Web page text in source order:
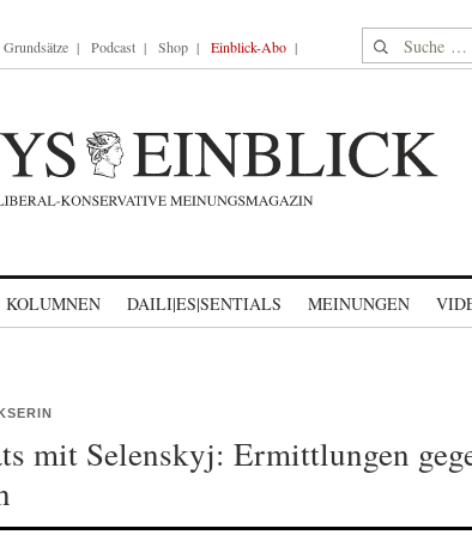
Grundsätze Podcast Shop Einblick-Abo Suche nach:
KOLUMNEN DAILI|ES|SENTIALS MEINUNGEN
mit Selenskyj: Ermittlungen